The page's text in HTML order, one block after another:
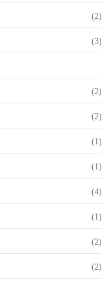
(2)
(3)
(2)
(2)
(1)
(1)
(4)
(1)
(2)
(2)